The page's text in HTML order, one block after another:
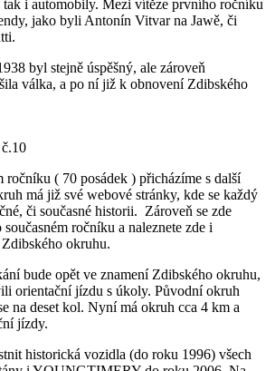
i automobily. Mezi vítěze prvního ročníku
jako byli Antonín Vitvar na Jawě, či
byl stejně úspěšný, ale zároveň
válka, a po ní již k obnovení Zdibského
ročníku ( 70 posádek ) přicházíme s další
má již své webové stránky, kde se každý
či současné historii. Zároveň se zde
ročníku a naleznete zde i
okruhu.
bude opět ve znamení Zdibského okruhu,
orientační jízdu s úkoly. Původní okruh
na deset kol. Nyní má okruh cca 4 km a
jízdy.
historická vozidla (do roku 1996) všech